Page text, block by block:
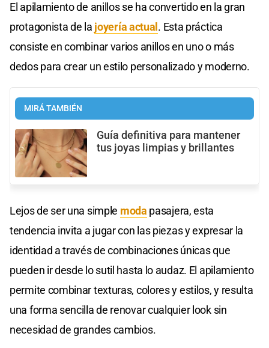
El apilamiento de anillos se ha convertido en la gran
protagonista de la joyería actual . Esta práctica
consiste en combinar varios anillos en uno o más
dedos para crear un estilo personalizado y moderno.
MIRÁ TAMBIÉN
Guía definitiva para mantener
tus joyas limpias y brillantes
Lejos de ser una simple moda pasajera, esta
tendencia invita a jugar con las piezas y expresar la
identidad a través de combinaciones únicas que
pueden ir desde lo sutil hasta lo audaz. El apilamiento
permite combinar texturas, colores y estilos, y resulta
una forma sencilla de renovar cualquier look sin
necesidad de grandes cambios.